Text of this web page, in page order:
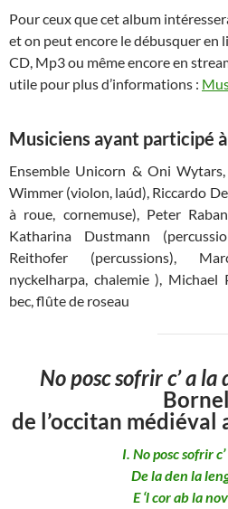
Pour ceux que cet album
et on peut encore le débusquer en
CD, Mp3 ou même encore en
utile pour plus d’informations :
Musiciens ayant participé
Ensemble Unicorn & Oni
Wimmer (violon, laúd), Riccardo
à roue, cornemuse), Peter
Katharina Dustmann
Reithofer (percussions),
nyckelharpa, chalemie ),
bec, flûte de roseau
No posc sofrir c’ a la
de l’occitan médiéval
I. No posc sofrir
De la den la
E ‘l cor ab la